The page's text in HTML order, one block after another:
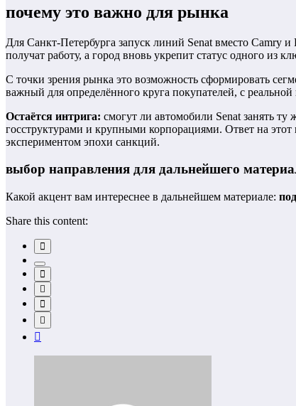
почему это важно для рынка
Для Санкт-Петербурга запуск линий Senat вместо Camry
получат работу, а город вновь укрепит статус одного из
С точки зрения рынка это возможность сформировать
важный для определённого круга покупателей, с
Остаётся интрига: смогут ли автомобили Senat занять
госструктурами и крупными корпорациями. Ответ на
экспериментом эпохи санкций.
выбор направления для дальнейшего
Какой акцент вам интереснее в дальнейшем материале:
Share this content: